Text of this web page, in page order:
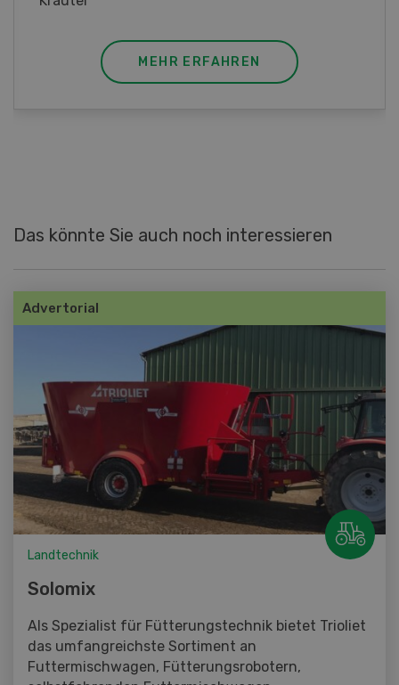
MEHR ERFAHREN
Das könnte Sie auch noch interessieren
Advertorial
Landtechnik
Solomix
Als Spezialist für Fütterungstechnik bietet Trioliet
das umfangreichste Sortiment an
Futtermischwagen, Fütterungsrobotern,